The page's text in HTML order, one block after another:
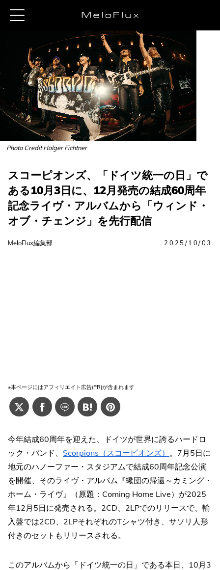
Photo Credit Holger Fichtner
スコーピオンズ、「ドイツ統一の日」で
ある10月3日に、12月発売の結成60周年
記念ライヴ・アルバムから「ウィンド・
オブ・チェンジ」を先行配信
MeloFlux編集部 2025/10/03
※本ページにはアフィリエイト広告(PR)が含まれます
今年結成60周年を迎えた、ドイツが世界に誇るハードロ
ック・バンド、 Scorpions（スコーピオンズ） 。7月5日に
地元のハノーファー・スタジアムで結成60周年記念公演
を開催、そのライヴ・アルバム『蠍団の帰還～カミング・
ホーム・ライヴ』（原題：Coming Home Live）が2025
年12月5日に発売される。2CD、2LPでのリリースで、輸
入盤では2CD、2LPそれぞれのTシャツ付き、サソリ人形
付きのセットもリリースされる。
このアルバムから「ドイツ統一の日」である本日、10月3